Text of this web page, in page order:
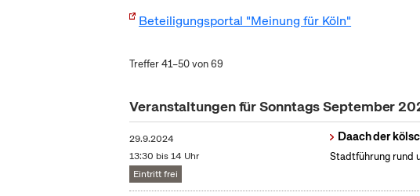
Beteiligungsportal "Meinung für Köln"
Treffer 41–50 von 69
Veranstaltungen für Sonntags September
29.9.2024
13:30 bis 14 Uhr
Eintritt frei
Daach der
Stadtführung rund